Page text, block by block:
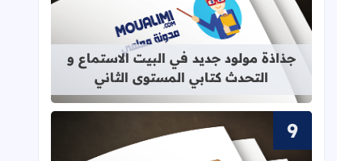
قراءة المزيد عن جذاذة مولود جديد
جذاذة مولود جديد في البيت الاستماع و
التحدث كتابي المستوى الثاني